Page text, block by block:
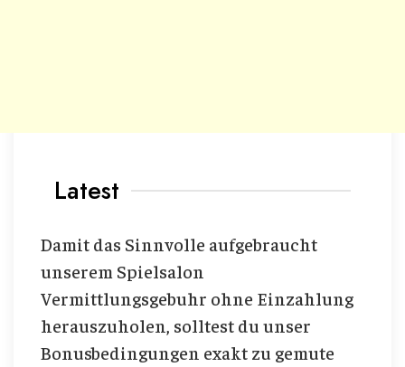
Latest
Damit das Sinnvolle aufgebraucht
unserem Spielsalon
Vermittlungsgebuhr ohne Einzahlung
herauszuholen, solltest du unser
Bonusbedingungen exakt zu gemute